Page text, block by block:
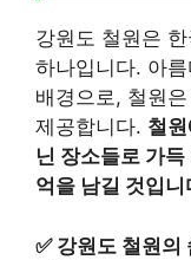
강원도 철원은
하나입니다. 아
배경으로, 철원
제공합니다. 철
닌 장소들로 가득
억을 남길 것입니
✅ 강원도 철원의